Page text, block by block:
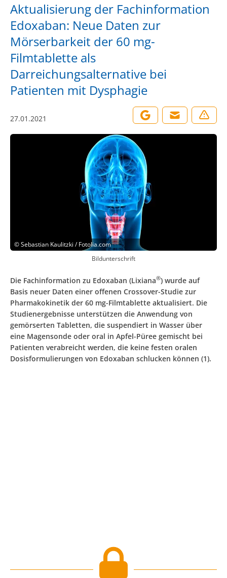
Aktualisierung der Fachinformation
Edoxaban: Neue Daten zur
Mörserbarkeit der 60 mg-
Filmtablette als
Darreichungsalternative bei
Patienten mit Dysphagie
27.01.2021
©Sebastian Kaulitzki / Fotolia.com
Bildunterschrift
Die Fachinformation zu Edoxaban (Lixiana®) wurde auf
Basis neuer Daten einer offenen Crossover-Studie zur
Pharmakokinetik der 60 mg-Filmtablette aktualisiert. Die
Studienergebnisse unterstützen die Anwendung von
gemörserten Tabletten, die suspendiert in Wasser über
eine Magensonde oder oral in Apfel-Püree gemischt bei
Patienten verabreicht werden, die keine festen oralen
Dosisformulierungen von Edoxaban schlucken können (1).